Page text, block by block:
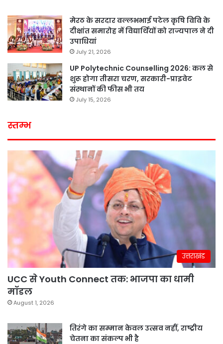
मेरठ के सरदार वल्लभभाई पटेल कृषि विवि के
दीक्षांत समारोह में विद्यार्थियों को राज्यपाल ने दी
उपाधियां
July 21, 2026
UP Polytechnic Counselling 2026: कल से
शुरू होगा तीसरा चरण, सरकारी-प्राइवेट
संस्थानों की फीस भी तय
July 15, 2026
स्तम्भ
उत्तराखंड
UCC से Youth Connect तक: भाजपा का धामी
मॉडल
August 1, 2026
तिरंगे का सम्मान केवल उत्सव नहीं, राष्ट्रीय
चेतना का संकल्प भी है